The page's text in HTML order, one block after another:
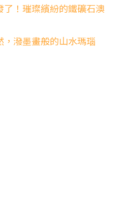
！璀璨繽紛的鐵礦石澳
潑墨畫般的山水瑪瑙